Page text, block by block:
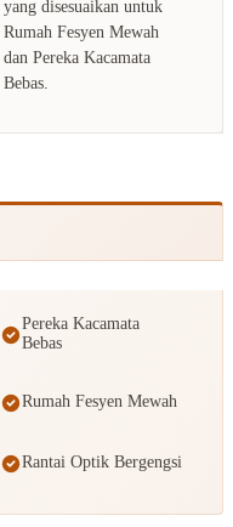
yang disesuaikan untuk
Rumah Fesyen Mewah
dan Pereka Kacamata
Bebas.
Pereka Kacamata
Bebas
Rumah Fesyen Mewah
Rantai Optik Bergengsi